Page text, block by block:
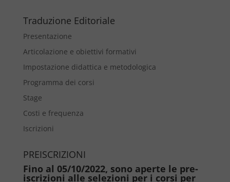
Traduzione Editoriale
Presentazione
Articolazione e obiettivi formativi
Impostazione didattica e metodologica
Programma dei corsi
Stage
Costi e frequenza
Iscrizioni
PREISCRIZIONI
Fino al 05/10/2022, sono aperte le pre-
iscrizioni alle selezioni per i corsi per